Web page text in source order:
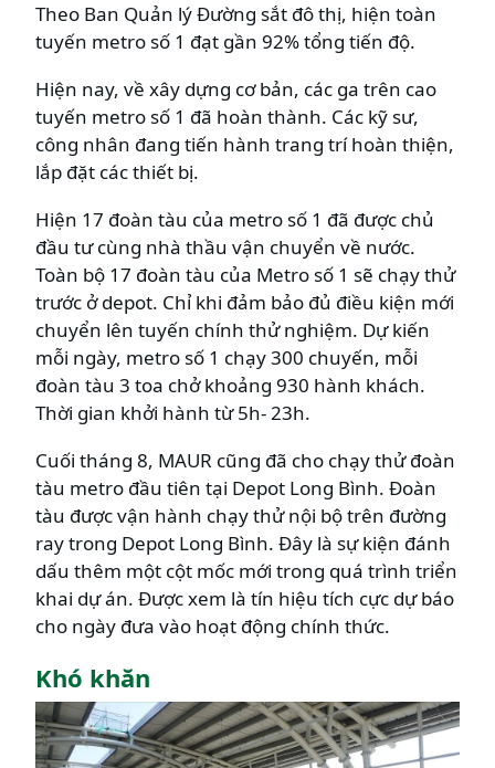
Theo Ban Quản lý Đường sắt đô thị, hiện toàn
tuyến metro số 1 đạt gần 92% tổng tiến độ.
Hiện nay, về xây dựng cơ bản, các ga trên cao
tuyến metro số 1 đã hoàn thành. Các kỹ sư,
công nhân đang tiến hành trang trí hoàn thiện,
lắp đặt các thiết bị.
Hiện 17 đoàn tàu của metro số 1 đã được chủ
đầu tư cùng nhà thầu vận chuyển về nước.
Toàn bộ 17 đoàn tàu của Metro số 1 sẽ chạy thử
trước ở depot. Chỉ khi đảm bảo đủ điều kiện mới
chuyển lên tuyến chính thử nghiệm. Dự kiến
mỗi ngày, metro số 1 chạy 300 chuyến, mỗi
đoàn tàu 3 toa chở khoảng 930 hành khách.
Thời gian khởi hành từ 5h- 23h.
Cuối tháng 8, MAUR cũng đã cho chạy thử đoàn
tàu metro đầu tiên tại Depot Long Bình. Đoàn
tàu được vận hành chạy thử nội bộ trên đường
ray trong Depot Long Bình. Đây là sự kiện đánh
dấu thêm một cột mốc mới trong quá trình triển
khai dự án. Được xem là tín hiệu tích cực dự báo
cho ngày đưa vào hoạt động chính thức.
Khó khăn